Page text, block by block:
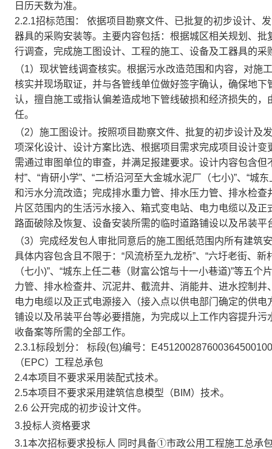
日历天数为准。
2.2.1招标范围： 依据项目勘察文件、已批复的初步设计、
器具的采购安装等。主要内容包括：根据城区相关规划、
行调查，完成施工图设计、工程的施工、设备及工器具的
（1）现状管线调查核实。根据污水改造范围和内容，对
核实并现场取证，并与各管线单位做好签字确认，确保地
认，擅自施工或指认偏差造成地下管线破损和经济损失的
任。
（2）施工图设计。按照项目勘察文件、批复的初步设计
项深化设计、设计方案比选、根据项目需求完成项目设计
需通过审图单位的审查，并满足报建要求。设计内容包含但
村”、“肯研小学”、“二桥沿河至大金城水泥厂（七小)”、“
和污水分流改造；完成排水重力管、排水压力管、排水检
片区范围内的生活污水接入、箱式变电站、电力电缆以及
路面破除及恢复、设备安装所需的临时道路铺设以及吊装平
（3）完成经发包人审批同意后的施工图纸范围内所有建
具体内容包含且不限于：“风流桥至九龙桥”、“六圩老街、
（七小)”、“城东上任二巷（财富公馆与十一小巷道)”等五
力管、排水检查井、沉泥井、截流井、消能井、进水控制
电力电缆以及正式电源接入（接入点以供电部门确定的供
铺设以及吊装平台等必要措施，为完成以上工作内容提升
收备案等所需的全部工作。
2.3.1标段划分： 标段(包)编号：
（EPC）工程总承包
2.4本项目不要求采用装配式技术。
2.5本项目不要求采用建筑信息模型（BIM）技术。
2.6 公开完成的初步设计文件。
3.投标人资格要求
3.1本次招标要求投标人 同时具备①市政公用工程施工总承